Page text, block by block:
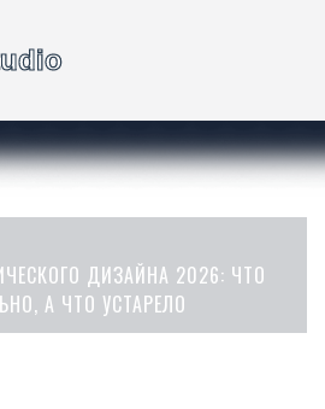
ДИЗАЙНА 2026: ЧТО
А ЧТО УСТАРЕЛО